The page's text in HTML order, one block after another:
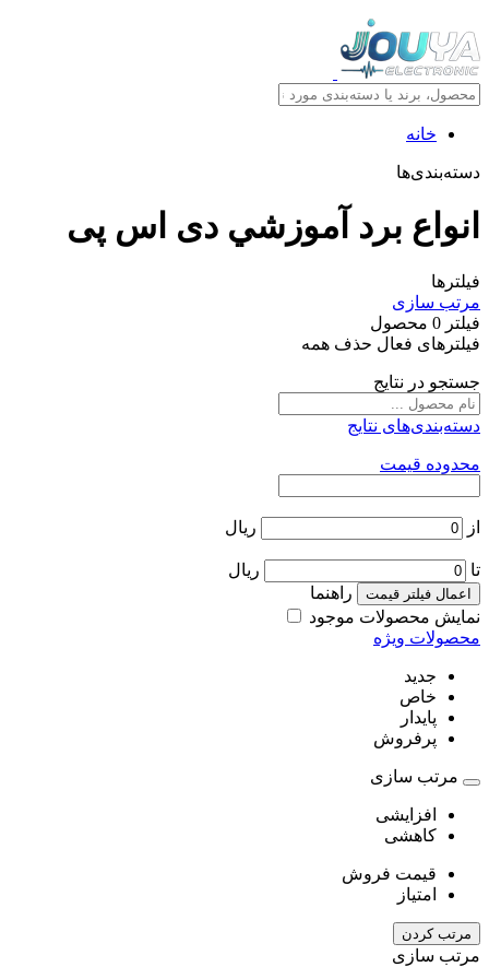
خانه
دسته‌بندی‌ها
انواع برد آموزشي دی اس پی
فیلترها
مرتب سازی
فیلتر 0 محصول
فیلترهای فعال حذف همه
جستجو در نتایج
دسته‌بندی‌های نتایج
محدوده قیمت
از ریال
تا ریال
اعمال فیلتر قیمت
راهنما
نمایش محصولات موجود
محصولات ویژه
جدید
خاص
پایدار
پرفروش
مرتب سازی
افزایشی
کاهشی
قیمت فروش
امتیاز
مرتب کردن
مرتب سازی